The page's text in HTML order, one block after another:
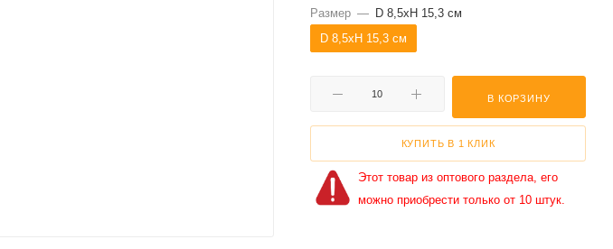
Размер — D 8,5xH 15,3 см
D 8,5xH 15,3 см
В КОРЗИНУ
КУПИТЬ В 1 КЛИК
Этот товар из оптового раздела, его
можно приобрести только от 10 штук.